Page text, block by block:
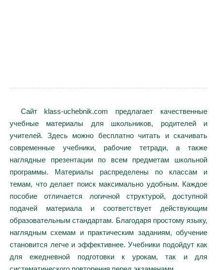
Сайт klass-uchebnik.com предлагает качественные
учебные материалы для школьников, родителей и
учителей. Здесь можно бесплатно читать и скачивать
современные учебники, рабочие тетради, а также
наглядные презентации по всем предметам школьной
программы. Материалы распределены по классам и
темам, что делает поиск максимально удобным. Каждое
пособие отличается логичной структурой, доступной
подачей материала и соответствует действующим
образовательным стандартам. Благодаря простому языку,
наглядным схемам и практическим заданиям, обучение
становится легче и эффективнее. Учебники подойдут как
для ежедневной подготовки к урокам, так и для